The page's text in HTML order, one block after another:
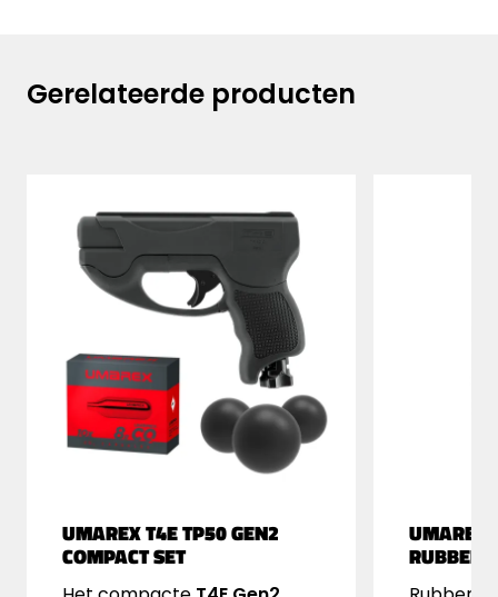
Gerelateerde producten
UMAREX T4E TP50 GEN2
COMPACT SET
UMAREX